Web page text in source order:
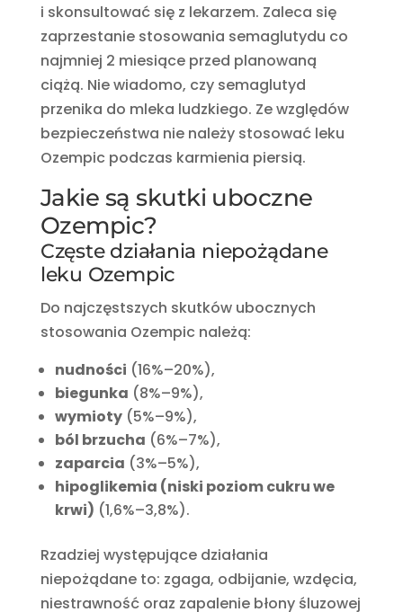
i skonsultować się z lekarzem. Zaleca się
zaprzestanie stosowania semaglutydu co
najmniej 2 miesiące przed planowaną
ciążą. Nie wiadomo, czy semaglutyd
przenika do mleka ludzkiego. Ze względów
bezpieczeństwa nie należy stosować leku
Ozempic podczas karmienia piersią.
Jakie są skutki uboczne
Ozempic?
Częste działania niepożądane
leku Ozempic
Do najczęstszych skutków ubocznych
stosowania Ozempic należą:
nudności (16%–20%),
biegunka (8%–9%),
wymioty(5%–9%),
ból brzucha (6%–7%),
zaparcia (3%–5%),
hipoglikemia (niski poziom cukru we
krwi) (1,6%–3,8%).
Rzadziej występujące działania
niepożądane to: zgaga, odbijanie, wzdęcia,
niestrawność oraz zapalenie błony śluzowej